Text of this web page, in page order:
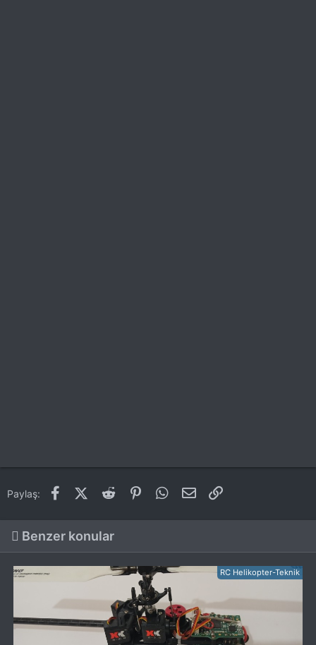
Paylaş: FacebookX (Twitter)
Reddit PinterestWhatsApp
E-posta
Benzer konular
RC Helikopter-Teknik